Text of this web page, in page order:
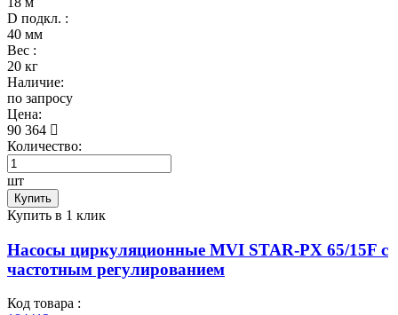
D подкл. :
40 мм
Вес :
20 кг
Наличие:
по запросу
Цена:
90 364
Количество:
шт
Купить
Купить в 1 клик
Насосы циркуляционные MVI STAR-PX 65/15F с
частотным регулированием
Код товара :